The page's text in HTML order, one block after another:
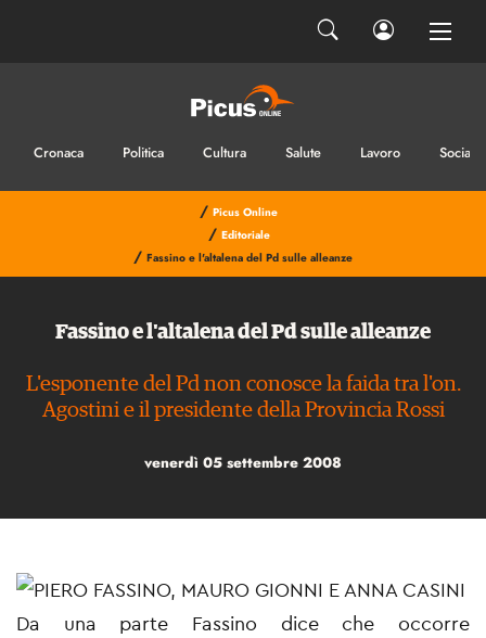
Cronaca Politica Cultura Salute Lavoro Sociale
/ Picus Online
/ Editoriale
/ Fassino e l'altalena del Pd sulle alleanze
Fassino e l'altalena del Pd sulle alleanze
L'esponente del Pd non conosce la faida tra l'on.
Agostini e il presidente della Provincia Rossi
venerdì 05 settembre 2008
Da una parte Fassino dice che occorre